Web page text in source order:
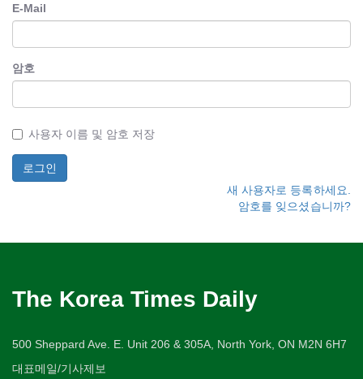
E-Mail
암호
사용자 이름 및 암호 저장
새 사용자로 등록하세요.
암호를 잊으셨습니까?
The Korea Times Daily
500 Sheppard Ave. E. Unit 206 & 305A, North York, ON M2N 6H7
대표메일/기사제보